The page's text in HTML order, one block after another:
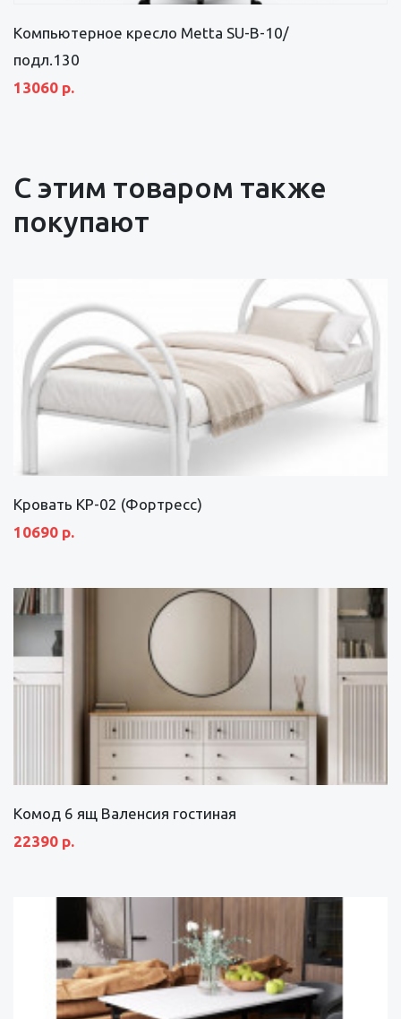
Компьютерное кресло Metta SU-B-10/
подл.130
13060 р.
С этим товаром также
покупают
Кровать КР-02 (Фортресс)
10690 р.
Комод 6 ящ Валенсия гостиная
22390 р.